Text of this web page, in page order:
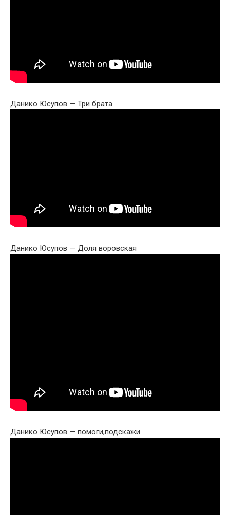
Данико Юсупов — Три брата
Данико Юсупов — Доля воровская
Данико Юсупов — помоги,подскажи